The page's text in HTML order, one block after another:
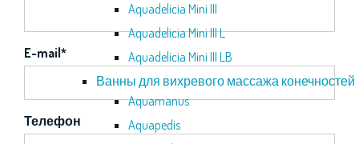
Aquadelicia Mini III
Aquadelicia Mini III L
Aquadelicia Mini III LB
Ванны для вихревого массажа конечностей
Aquamanus
Aquapedis
E-mail*
Телефон